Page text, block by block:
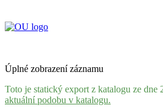
Úplné zobrazení záznamu
Toto je statický export z katalogu ze dne
aktuální podobu v katalogu.